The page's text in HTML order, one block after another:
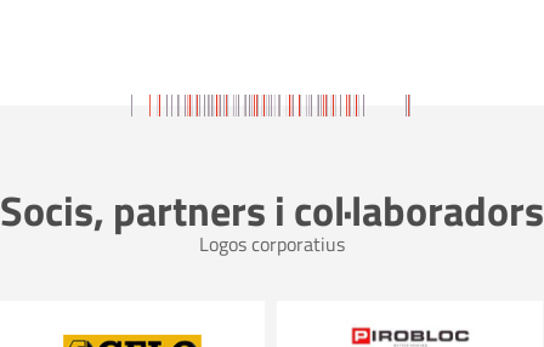
Socis, partners i col·laboradors
Logos corporatius